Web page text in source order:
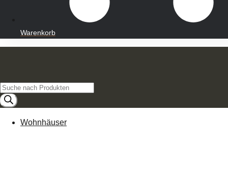
Warenkorb
Products
search
Wohnhäuser